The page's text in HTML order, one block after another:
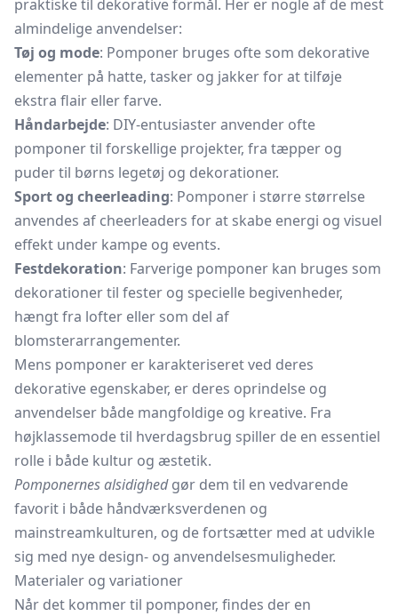
praktiske til dekorative formål. Her er nogle af de mest
almindelige anvendelser:
Tøj og mode: Pomponer bruges ofte som dekorative
elementer på hatte, tasker og jakker for at tilføje
ekstra flair eller farve.
Håndarbejde: DIY-entusiaster anvender ofte
pomponer til forskellige projekter, fra tæpper og
puder til børns legetøj og dekorationer.
Sport og cheerleading: Pomponer i større størrelse
anvendes af cheerleaders for at skabe energi og visuel
effekt under kampe og events.
Festdekoration: Farverige pomponer kan bruges som
dekorationer til fester og specielle begivenheder,
hængt fra lofter eller som del af
blomsterarrangementer.
Mens pomponer er karakteriseret ved deres
dekorative egenskaber, er deres oprindelse og
anvendelser både mangfoldige og kreative. Fra
højklassemode til hverdagsbrug spiller de en essentiel
rolle i både kultur og æstetik.
Pomponernes alsidighedgør dem til en vedvarende
favorit i både håndværksverdenen og
mainstreamkulturen, og de fortsætter med at udvikle
sig med nye design- og anvendelsesmuligheder.
Materialer og variationer
Når det kommer til pomponer, findes der en